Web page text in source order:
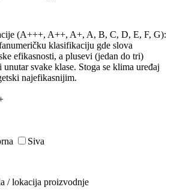
(A+++, A++, A+, A, B, C, D, E, F, G):
klasifikaciju gde slova
efikasnosti, a plusevi (jedan do tri)
svake klase. Stoga se klima uređaj
najefikasnijim.
Siva
/ lokacija proizvodnje